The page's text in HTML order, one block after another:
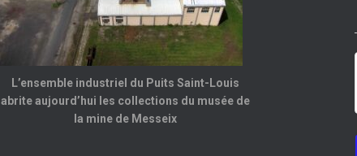
L’ensemble industriel du Puits Saint-Louis
abrite aujourd’hui les collections du musée de
la mine de Messeix